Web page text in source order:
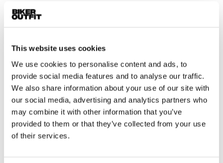
This website uses cookies
We use cookies to personalise content and ads, to
provide social media features and to analyse our traffic.
We also share information about your use of our site with
our social media, advertising and analytics partners who
may combine it with other information that you’ve
provided to them or that they’ve collected from your use
of their services.
Motorkleding heren
Motorbroek heren
Motorpak heren
Motorjeans heren
Motorhoodie heren
Motorhelm heren
Motorhandschoenen heren